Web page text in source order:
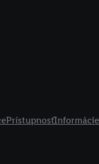
Prístupnosť